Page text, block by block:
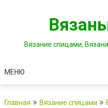
Вязание спицами,
МЕНЮ
Главная Вязание спицами